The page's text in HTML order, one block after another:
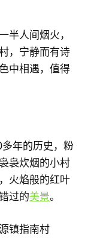
半人间烟火，
，宁静而有诗
中相遇，值得
年的历史，粉
袅炊烟的小村
火焰般的红叶
过的美景。
镇指南村